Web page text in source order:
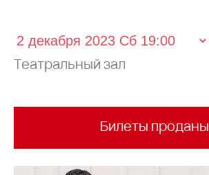
Театральный зал
Билеты проданы